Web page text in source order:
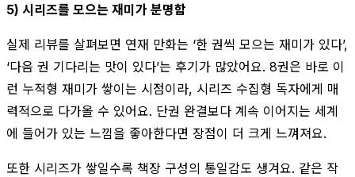
5) 시리즈를 모으는 재미가 분명함
실제 리뷰를 살펴보면 연재 만화는 ‘한 권씩 모으는 재미가 있다’,
‘다음 권 기다리는 맛이 있다’는 후기가 많았어요. 8권은 바로 이
런 누적형 재미가 쌓이는 시점이라, 시리즈 수집형 독자에게 매
력적으로 다가올 수 있어요. 단권 완결보다 계속 이어지는 세계
에 들어가 있는 느낌을 좋아한다면 장점이 더 크게 느껴져요.
또한 시리즈가 쌓일수록 책장 구성의 통일감도 생겨요. 같은 작